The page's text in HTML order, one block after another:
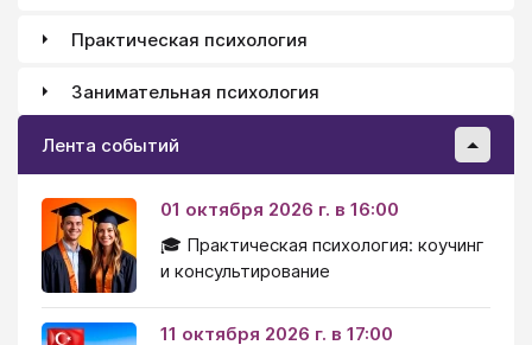
Практическая психология
Занимательная психология
Лента событий
01 октября 2026 г. в 16:00
🎓 Практическая психология: коучинг
и консультирование
11 октября 2026 г. в 17:00